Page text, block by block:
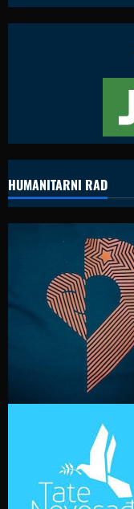
HUMANITARNI RAD